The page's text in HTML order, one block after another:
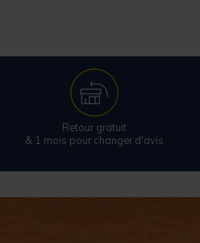
Retour gratuit
& 1 mois pour changer d'avis